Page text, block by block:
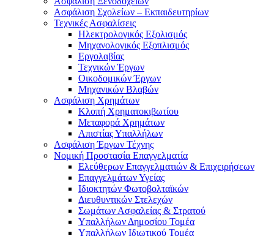
Ασφάλιση Σχολείων – Εκπαιδευτηρίων
Τεχνικές Ασφαλίσεις
Ηλεκτρολογικός Εξολισμός
Μηχανολογικός Εξοπλισμός
Εργολαβίας
Τεχνικών Έργων
Οικοδομικών Έργων
Μηχανικών Βλαβών
Ασφάλιση Χρημάτων
Κλοπή Χρηματοκιβωτίου
Μεταφορά Χρημάτων
Απιστίας Υπαλλήλων
Ασφάλιση Έργων Τέχνης
Νομική Προστασία Επαγγελματία
Ελεύθερων Επαγγελματιών & Επιχειρήσεων
Επαγγελμάτων Υγείας
Ιδιοκτητών Φωτοβολταϊκών
Διευθυντικών Στελεχών
Σωμάτων Ασφαλείας & Στρατού
Υπαλλήλων Δημοσίου Τομέα
Υπαλλήλων Ιδιωτικού Τομέα